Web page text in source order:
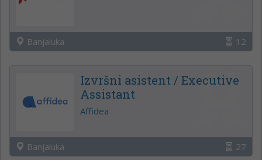
Banjaluka 12
Izvršni asistent / Executive
Assistant
Affidea
Banjaluka 27